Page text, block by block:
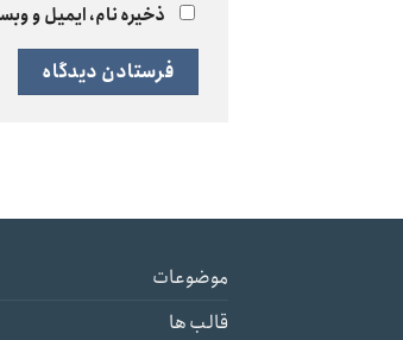
ذخیره نام، ایمیل و
موضوعات
قالب ها